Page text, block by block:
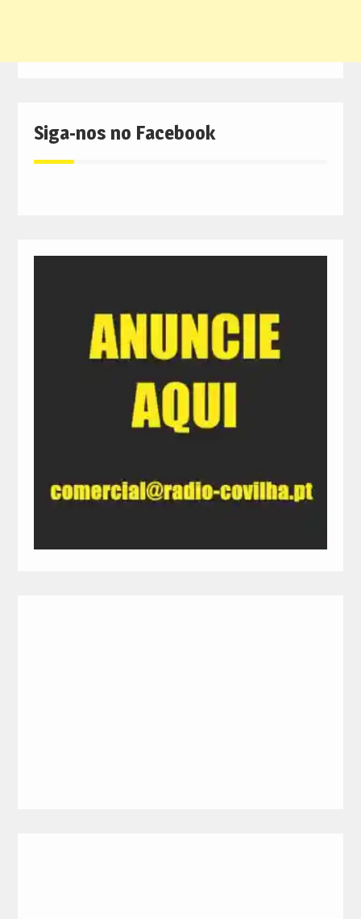
Siga-nos no Facebook